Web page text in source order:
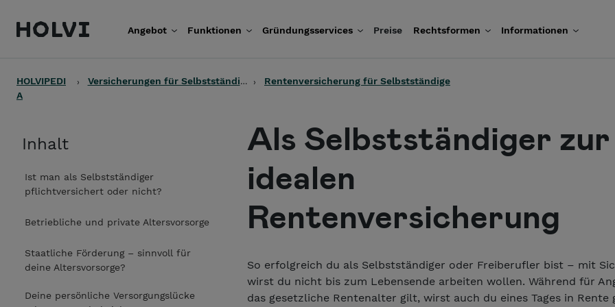
Holvi Angebot Funktionen Gründungsservices Preise Rechtsformen Informationen
HOLVIPEDI
A
Versicherungen für Selbstständige Rentenversicherung für Selbstständige
Inhalt
Ist man als Selbstständiger
pflichtversichert oder nicht?
Betriebliche und private Altersvorsorge
Staatliche Förderung – sinnvoll für
deine Altersvorsorge?
Deine persönliche Versorgungslücke
Als Selbstständiger zur
idealen
Rentenversicherung
So erfolgreich du als Selbstständiger oder Freiberufler bist – mit
wirst du nicht bis zum Lebensende arbeiten wollen. Während für
das gesetzliche Rentenalter gilt, wirst auch du eines Tages in Rente